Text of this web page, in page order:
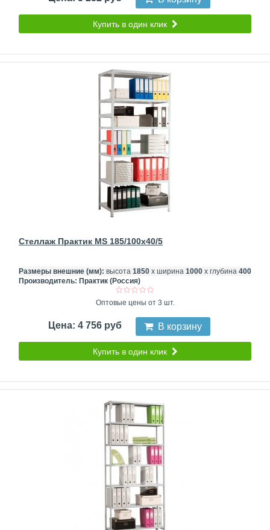
Купить в один клик
Стеллаж Практик MS 185/100x40/5
Размеры внешние (мм): высота 1850 х ширина 1000 х глубина 400
Производитель: Практик (Россия)
Оптовые цены от 3 шт.
Цена: 4 756 руб В корзину
Купить в один клик